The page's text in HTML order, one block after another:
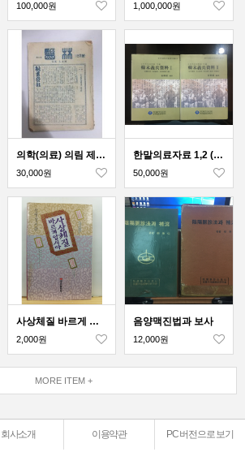
100,000원 1,000,000원
의학(의료) 의림 제12호 (1955년발행)
30,000원
한말의료자료 1,2 (2책) - 일본외교사료관 소장
50,000원
사상체질 바르게 압시다
2,000원
음양맥진법과 보사
12,000원
MORE ITEM +
회사소개 이용약관 PC 버전으로 보기